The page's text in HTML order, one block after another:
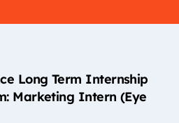
Long Term Internship
Marketing Intern (Eye